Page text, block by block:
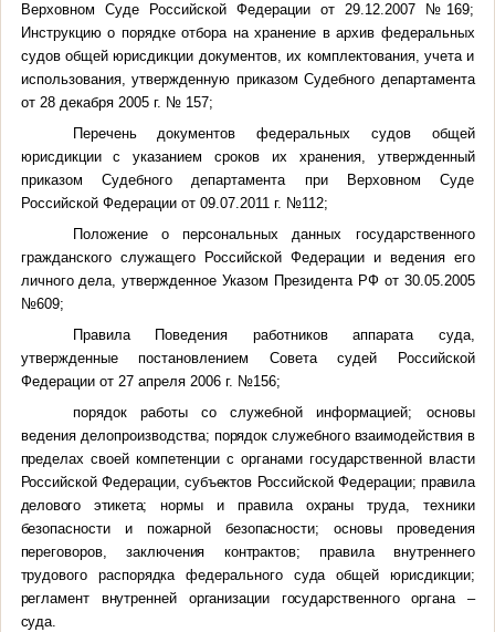
Верховном Суде Российской Федерации от 29.12.2007 №169;
Инструкцию о порядке отбора на хранение в архив федеральных
судов общей юрисдикции документов, их комплектования, учета и
использования, утвержденную приказом Судебного департамента
от 28 декабря 2005 г. № 157;
Перечень документов федеральных судов общей
юрисдикции с указанием сроков их хранения, утвержденный
приказом Судебного департамента при Верховном Суде
Российской Федерации от 09.07.2011 г. №112;
Положение о персональных данных государственного
гражданского служащего Российской Федерации и ведения его
личного дела, утвержденное Указом Президента РФ от 30.05.2005
№609;
Правила Поведения работников аппарата суда,
утвержденные постановлением Совета судей Российской
Федерации от 27 апреля 2006 г. №156;
порядок работы со служебной информацией; основы
ведения делопроизводства; порядок служебного взаимодействия в
пределах своей компетенции с органами государственной власти
Российской Федерации, субъектов Российской Федерации; правила
делового этикета;
нормы и правила охраны труда, техники
безопасности и пожарной безопасности; основы проведения
переговоров, заключения контрактов; правила внутреннего
трудового распорядка федерального суда общей юрисдикции;
регламент внутренней организации государственного органа –
суда.